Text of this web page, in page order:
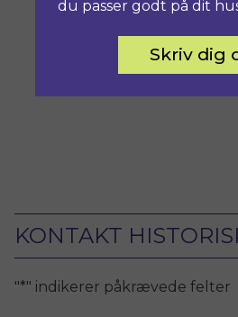
KONTAKT
"*" indikerer påkrævede felter
du passer godt på dit
Skriv dig